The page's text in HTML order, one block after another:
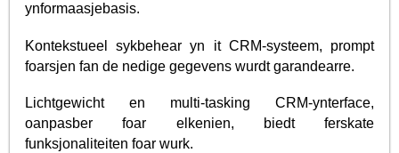
ynformaasjebasis.
Kontekstueel sykbehear yn it CRM-systeem, prompt
foarsjen fan de nedige gegevens wurdt garandearre.
Lichtgewicht en multi-tasking CRM-ynterface,
oanpasber foar elkenien, biedt ferskate
funksjonaliteiten foar wurk.